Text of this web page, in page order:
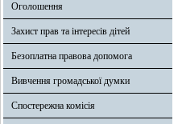
Оголошення
Захист прав та інтересів дітей
Безоплатна правова допомога
Вивчення громадської думки
Спостережна комісія